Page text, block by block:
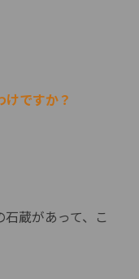
ですか？
蔵があって、こ